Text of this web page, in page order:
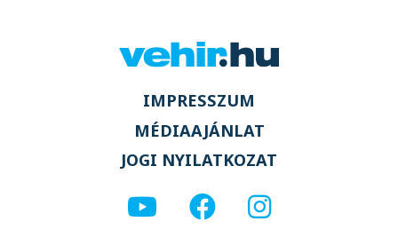
IMPRESSZUM
MÉDIAAJÁNLAT
JOGI NYILATKOZAT